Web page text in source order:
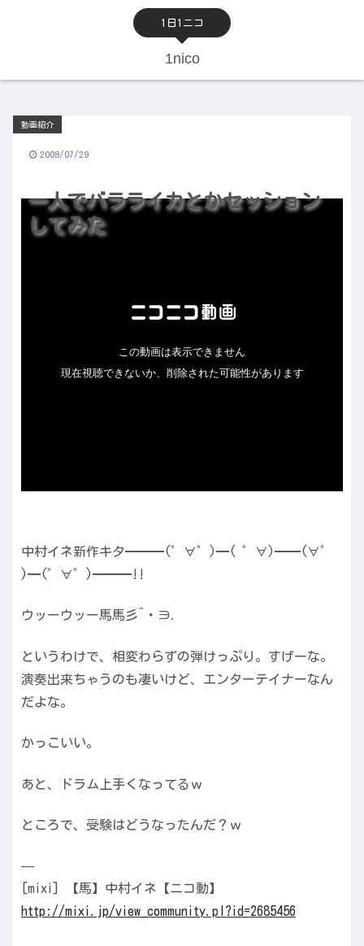
1日1ニコ
1nico
一人でバラライカとかセッション
してみた
動画紹介
2008/07/29
中村イネ新作キタ━━━(゜∀゜)━( ゜∀)━━(∀゜
)━(゜∀゜)━━━!!
ウッーウッー馬馬彡^・∋.
というわけで、相変わらずの弾けっぷり。すげーな。
演奏出来ちゃうのも凄いけど、エンターテイナーなん
だよな。
かっこいい。
あと、ドラム上手くなってるｗ
ところで、受験はどうなったんだ？ｗ
—
[mixi] 【馬】中村イネ【ニコ動】
http://mixi.jp/view_community.pl?id=2685456